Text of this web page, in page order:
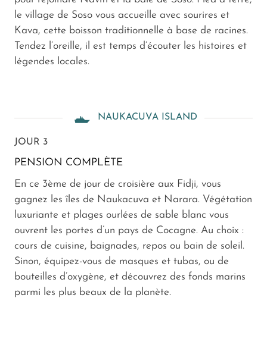
le village de Soso vous accueille avec sourires et
Kava, cette boisson traditionnelle à base de racines.
Tendez l’oreille, il est temps d’écouter les histoires et
légendes locales.
NAUKACUVA ISLAND
JOUR 3
PENSION COMPLÈTE
En ce 3ème de jour de croisière aux Fidji, vous
gagnez les îles de Naukacuva et Narara. Végétation
luxuriante et plages ourlées de sable blanc vous
ouvrent les portes d’un pays de Cocagne. Au choix :
cours de cuisine, baignades, repos ou bain de soleil.
Sinon, équipez-vous de masques et tubas, ou de
bouteilles d’oxygène, et découvrez des fonds marins
parmi les plus beaux de la planète.